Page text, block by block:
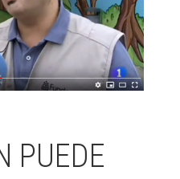
PUEDE